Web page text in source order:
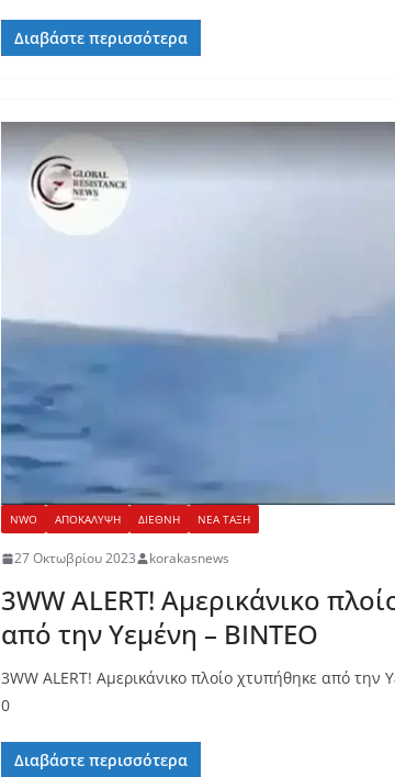
Διαβάστε περισσότερα
NWO ΑΠΟΚΑΛΥΨΗ ΔΙΕΘΝΗ ΝΕΑ ΤΑΞΗ
27 Οκτωβρίου 2023 korakasnews
3WW ALERT! Αμερικάνικο
από την Υεμένη – ΒΙΝΤΕΟ
3WW ALERT! Αμερικάνικο πλοίο χτυπήθηκε από την
0
Διαβάστε περισσότερα